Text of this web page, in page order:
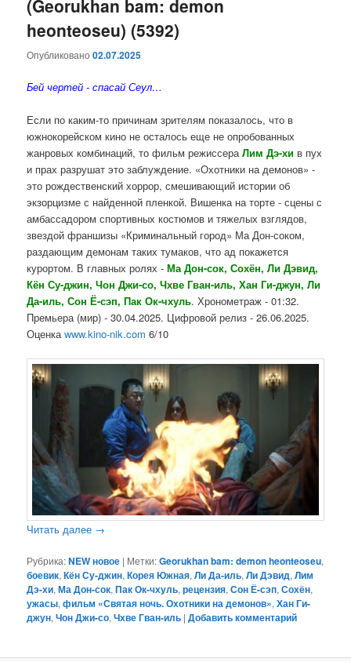
(Georukhan bam: demon
heonteoseu) (5392)
Опубликовано02.07.2025
Бей чертей - спасай Сеул…
Если по каким-то причинам зрителям показалось, что в
южнокорейском кино не осталось еще не опробованных
жанровых комбинаций, то фильм режиссераЛим Дэ-хи в пух
и прах разрушат это заблуждение. «Охотники на демонов» -
это рождественский хоррор, смешивающий истории об
экзорцизме с найденной пленкой. Вишенка на торте - сцены с
амбассадором спортивных костюмов и тяжелых взглядов,
звездой франшизы «Криминальный город» Ма Дон‑соком,
раздающим демонам таких тумаков, что ад покажется
курортом. В главных ролях -Ма Дон-сок, Сохён, Ли Дэвид,
Кён Су-джин, Чон Джи-со, Чхве Гван-иль, Хан Ги-джун, Ли
Да-иль, Сон Ё-сэп, Пак Ок-чхуль. Хронометраж - 01:32.
Премьера (мир) - 30.04.2025. Цифровой релиз - 26.06.2025.
Оценкаwww.kino-nik.com 6/10
Читать далее →
Рубрика:NEW новое | Метки:Georukhan bam: demon heonteoseu,
боевик,Кён Су-джин,Корея Южная,Ли Да-иль,Ли Дэвид,Лим
Дэ-хи,Ма Дон-сок,Пак Ок-чхуль,рецензия,Сон Ё-сэп,Сохён,
ужасы,фильм «Святая ночь. Охотники на демонов»,Хан Ги-
джун,Чон Джи-со,Чхве Гван-иль |Добавить комментарий